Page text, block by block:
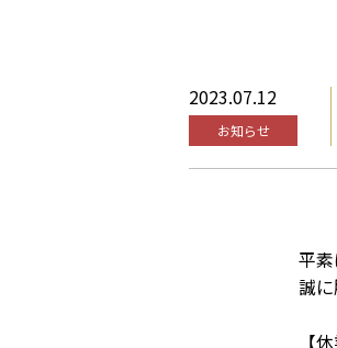
2023.07.12
お知らせ
平
誠
【